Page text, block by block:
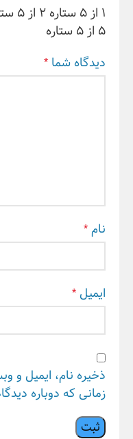
۱ از ۵ ستاره ۲ از ۵ ستاره
۵ از ۵ ستاره
دیدگاه شما *
نام*
ایمیل *
ذخیره نام، ایمیل و
زمانی که دوباره